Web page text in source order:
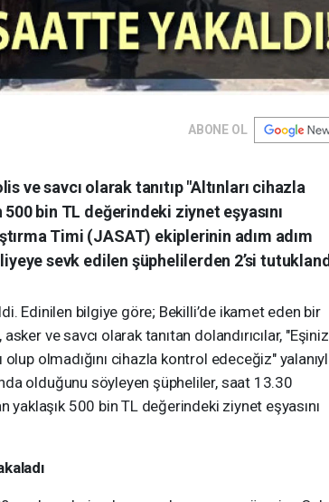
ABONE OL
ve savcı olarak tanıtıp "Altınları cihazla
bin TL değerindeki ziynet eşyasını
Timi (JASAT) ekiplerinin adım adım
sevk edilen şüphelilerden 2’si
Edinilen bilgiye göre; Bekilli’de ikamet eden bir
ve savcı olarak tanıtan dolandırıcılar,
olmadığını cihazla kontrol edeceğiz"
olduğunu söyleyen şüpheliler, saat 13.30
yaklaşık 500 bin TL değerindeki ziynet eşyasını